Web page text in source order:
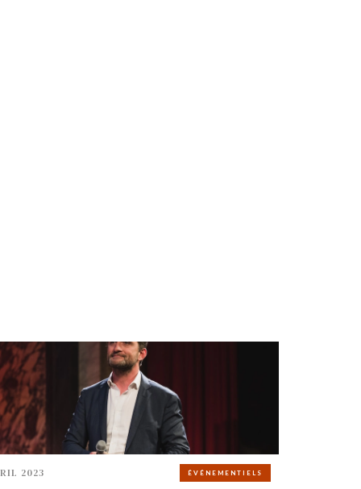
2023 ÉVÉNEMENTIELS